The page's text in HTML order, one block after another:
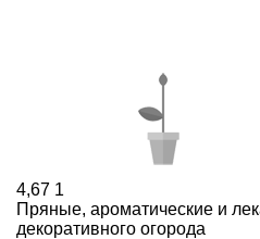
4,67 1
Пряные, ароматические и
декоративного огорода